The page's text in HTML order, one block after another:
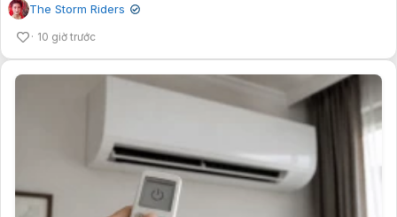
The Storm Riders ✔
10 giờ trước